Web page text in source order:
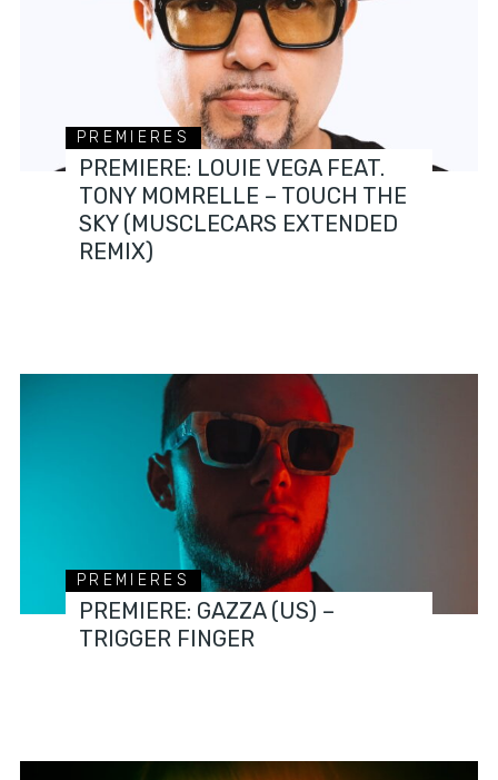
PREMIERES
PREMIERE: LOUIE VEGA FEAT.
TONY MOMRELLE – TOUCH THE
SKY (MUSCLECARS EXTENDED
REMIX)
PREMIERES
PREMIERE: GAZZA (US) –
TRIGGER FINGER